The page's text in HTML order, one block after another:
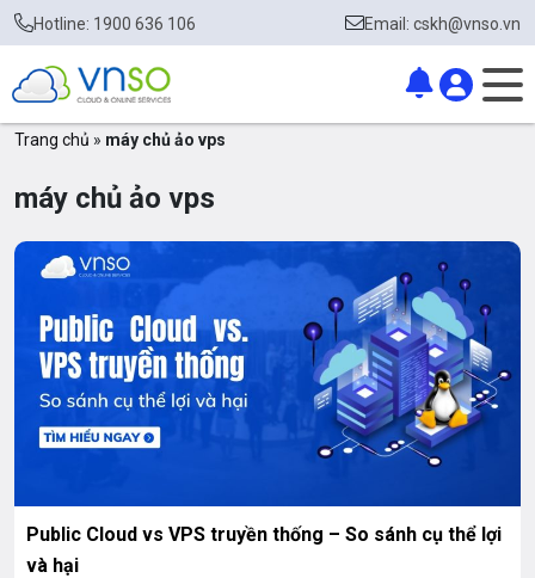
Hotline: 1900 636 106 Email: cskh@vnso.vn
Trang chủ » máy chủ ảo vps
máy chủ ảo vps
Public Cloud vs VPS truyền thống – So sánh cụ thể lợi
và hại